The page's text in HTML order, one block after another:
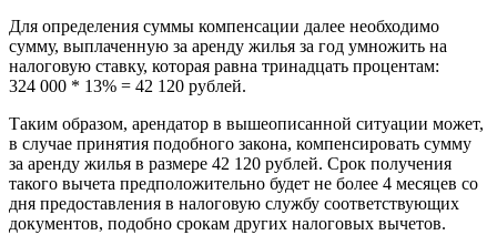
Для определения суммы компенсации далее необходимо
сумму, выплаченную за аренду жилья за год умножить на
налоговую ставку, которая равна тринадцать процентам:
324 000 * 13% = 42 120 рублей.
Таким образом, арендатор в вышеописанной ситуации может,
в случае принятия подобного закона, компенсировать сумму
за аренду жилья в размере 42 120 рублей. Срок получения
такого вычета предположительно будет не более 4 месяцев со
дня предоставления в налоговую службу соответствующих
документов, подобно срокам других налоговых вычетов.